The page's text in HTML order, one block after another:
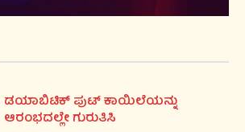
ಡಯಾಬಿಟಿಕ್ ಪುಟ್ ಕಾಯಿಲೆಯನ್ನು
ಆರಂಭದಲ್ಲೇ ಗುರುತಿಸಿ